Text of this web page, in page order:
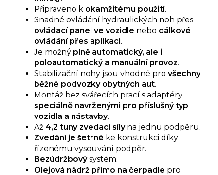
Připraveno k okamžitému použití.
Snadné ovládání hydraulických noh přes
ovládací panel ve vozidle nebo dálkové
ovládání přes aplikaci.
Je možný plně automatický, ale i
poloautomatický a manuální provoz.
Stabilizační nohy jsou vhodné pro všechny
běžné podvozky obytných aut.
Montáž bez svářecích prací s adaptéry
speciálně navrženými pro příslušný typ
vozidla a nástavby.
Až 4,2 tuny zvedací sílyna jednu podpěru.
Zvedání je šetrné ke konstrukci díky
řízenému vysouvání podpěr.
Bezúdržbovýsystém.
Olejová nádrž přímo na čerpadle pro